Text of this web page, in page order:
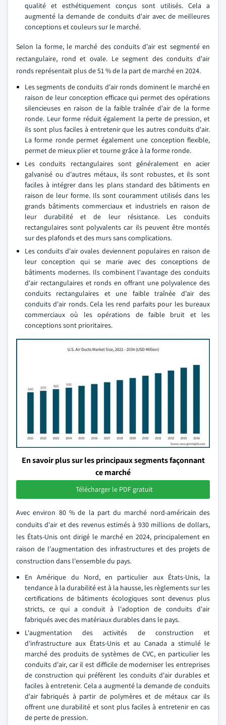
qualité et esthétiquement conçus sont utilisés. Cela a
augmenté la demande de conduits d'air avec de meilleures
conceptions et couleurs sur le marché.
Selon la forme, le marché des conduits d'air est segmenté en
rectangulaire, rond et ovale. Le segment des conduits d'air
ronds représentait plus de 51 % de la part de marché en 2024.
Les segments de conduits d'air ronds dominent le marché en
raison de leur conception efficace qui permet des opérations
silencieuses en raison de la faible traînée d'air de la forme
ronde. Leur forme réduit également la perte de pression, et
ils sont plus faciles à entretenir que les autres conduits d'air.
La forme ronde permet également une conception flexible,
permet de mieux plier et tourne grâce à la forme ronde.
Les conduits rectangulaires sont généralement en acier
galvanisé ou d'autres métaux, ils sont robustes, et ils sont
faciles à intégrer dans les plans standard des bâtiments en
raison de leur forme. Ils sont couramment utilisés dans les
grands bâtiments commerciaux et industriels en raison de
leur durabilité et de leur résistance. Les conduits
rectangulaires sont polyvalents car ils peuvent être montés
sur des plafonds et des murs sans complications.
Les conduits d'air ovales deviennent populaires en raison de
leur conception qui se marie avec des conceptions de
bâtiments modernes. Ils combinent l'avantage des conduits
d'air rectangulaires et ronds en offrant une polyvalence des
conduits rectangulaires et une faible traînée d'air des
conduits d'air ronds. Cela les rend parfaits pour les bureaux
commerciaux où les opérations de faible bruit et les
conceptions sont prioritaires.
En savoir plus sur les principaux segments façonnant
ce marché
Télécharger le PDF gratuit
Avec environ 80 % de la part du marché nord-américain des
conduits d'air et des revenus estimés à 930 millions de dollars,
les États-Unis ont dirigé le marché en 2024, principalement en
raison de l'augmentation des infrastructures et des projets de
construction dans l'ensemble du pays.
En Amérique du Nord, en particulier aux États-Unis, la
tendance à la durabilité est à la hausse, les règlements sur les
certifications de bâtiments écologiques sont devenus plus
stricts, ce qui a conduit à l'adoption de conduits d'air
fabriqués avec des matériaux durables dans le pays.
L'augmentation des activités de construction et
d'infrastructure aux États-Unis et au Canada a stimulé le
marché des produits de systèmes de CVC, en particulier les
conduits d'air, car il est difficile de moderniser les entreprises
de construction qui préfèrent les conduits d'air durables et
faciles à entretenir. Cela a augmenté la demande de conduits
d'air fabriqués à partir de polymères et de métaux car ils
offrent une durabilité et sont plus faciles à entretenir en cas
de perte de pression.